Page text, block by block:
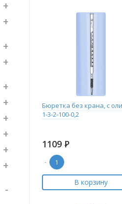
Бюретка без крана, с
1-3-2-100-0,2
1109 Р
-
В корзину